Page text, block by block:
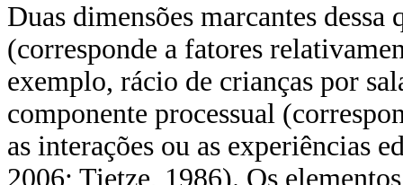
Duas dimensões marcantes
(corresponde a fatores
exemplo, rácio de crianças por
componente processual
as interações ou as experiências
2006; Tietze, 1986). Os